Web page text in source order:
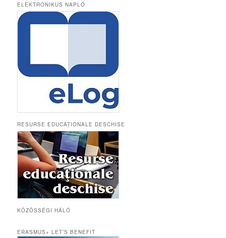
ELEKTRONIKUS NAPLÓ
RESURSE EDUCAȚIONALE DESCHISE
KÖZÖSSÉGI HÁLÓ
ERASMUS+ LET’S BENEFIT